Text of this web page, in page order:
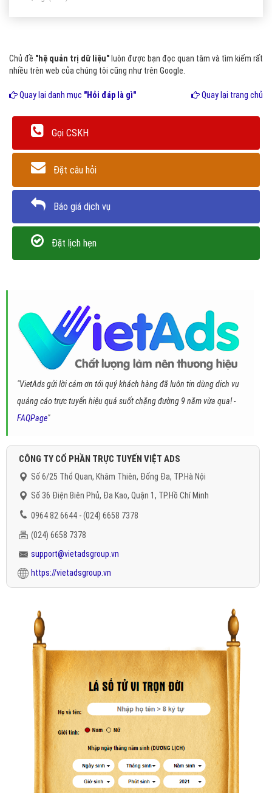
Chủ đề "hệ quản trị dữ liệu" luôn được bạn đọc quan tâm và tìm kiếm rất
nhiều trên web của chúng tôi cũng như trên Google.
Quay lại danh mục "Hỏi đáp là gì" Quay lại trang chủ
Gọi CSKH
Đặt câu hỏi
Báo giá dịch vụ
Đặt lịch hẹn
"VietAds gửi lời cảm ơn tới quý khách hàng đã luôn tin dùng dịch vụ
quảng cáo trực tuyến hiệu quả suốt chặng đường 9 năm vừa qua! -
FAQPage"
CÔNG TY CỔ PHẦN TRỰC TUYẾN VIỆT ADS
Số 6/25 Thổ Quan, Khâm Thiên, Đống Đa, TP.Hà Nội
Số 36 Điện Biên Phủ, Đa Kao, Quận 1, TP.Hồ Chí Minh
0964 82 6644 - (024) 6658 7378
(024) 6658 7378
support@vietadsgroup.vn
https://vietadsgroup.vn